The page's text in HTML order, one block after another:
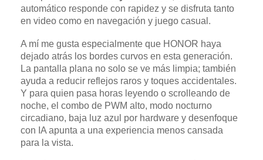
automático responde con rapidez y se disfruta tanto
en video como en navegación y juego casual.
A mí me gusta especialmente que HONOR haya
dejado atrás los bordes curvos en esta generación.
La pantalla plana no solo se ve más limpia; también
ayuda a reducir reflejos raros y toques accidentales.
Y para quien pasa horas leyendo o scrolleando de
noche, el combo de PWM alto, modo nocturno
circadiano, baja luz azul por hardware y desenfoque
con IA apunta a una experiencia menos cansada
para la vista.